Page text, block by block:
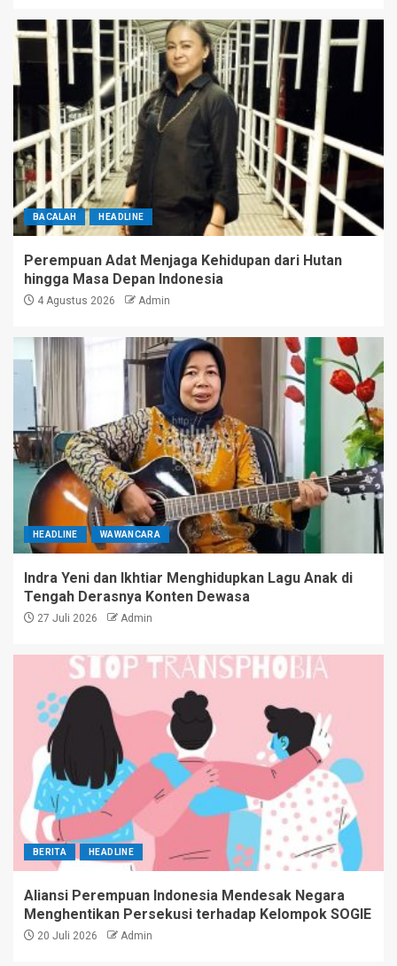
BACALAH HEADLINE
Perempuan Adat Menjaga Kehidupan dari Hutan
hingga Masa Depan Indonesia
4 Agustus 2026 Admin
HEADLINE WAWANCARA
Indra Yeni dan Ikhtiar Menghidupkan Lagu Anak di
Tengah Derasnya Konten Dewasa
27 Juli 2026 Admin
BERITA HEADLINE
Aliansi Perempuan Indonesia Mendesak Negara
Menghentikan Persekusi terhadap Kelompok SOGIE
20 Juli 2026 Admin